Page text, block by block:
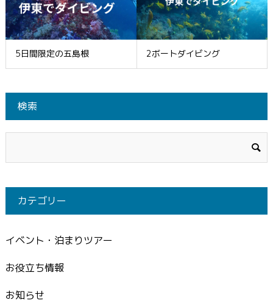
5日間限定の五島根 2ボートダイビング
検索
カテゴリー
イベント・泊まりツアー
お役立ち情報
お知らせ